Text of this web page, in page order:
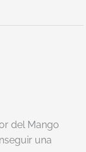
del Mango
una